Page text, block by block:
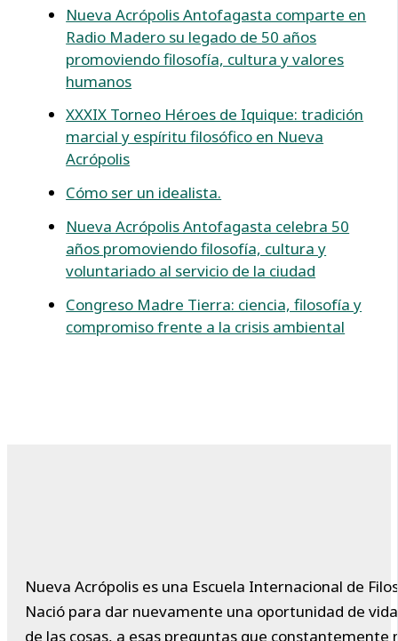
Nueva Acrópolis Antofagasta comparte en
Radio Madero su legado de 50 años
promoviendo filosofía, cultura y valores
humanos
XXXIX Torneo Héroes de Iquique: tradición
marcial y espíritu filosófico en Nueva
Acrópolis
Cómo ser un idealista.
Nueva Acrópolis Antofagasta celebra 50
años promoviendo filosofía, cultura y
voluntariado al servicio de la ciudad
Congreso Madre Tierra: ciencia, filosofía y
compromiso frente a la crisis ambiental
Nueva Acrópolis es una Escuela Internacional de
Nació para dar nuevamente una oportunidad de
de las cosas, a esas preguntas que constantemente